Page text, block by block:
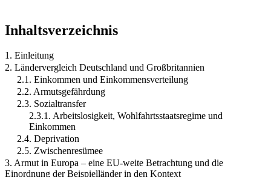
Inhaltsverzeichnis
1. Einleitung
2. Ländervergleich Deutschland und Großbritannien
2.1. Einkommen und Einkommensverteilung
2.2. Armutsgefährdung
2.3. Sozialtransfer
2.3.1. Arbeitslosigkeit, Wohlfahrtsstaatsregime und
Einkommen
2.4. Deprivation
2.5. Zwischenresümee
3. Armut in Europa – eine EU-weite Betrachtung und die
Einordnung der Beispielländer in den Kontext